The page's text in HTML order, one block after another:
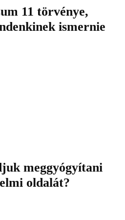
11 törvénye,
ismernie
meggyógyítani
oldalát?